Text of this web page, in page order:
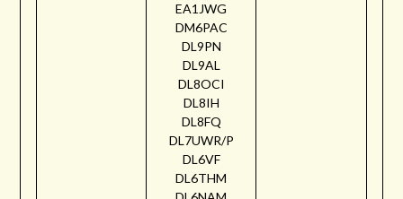
EA1JWG
DM6PAC
DL9PN
DL9AL
DL8OCI
DL8IH
DL8FQ
DL7UWR/P
DL6VF
DL6THM